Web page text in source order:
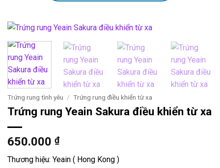
Trứng rung tình yêu / Trứng rung điều khiển từ xa
Trứng rung Yeain Sakura điều khiển từ xa
650.000 ₫
Thương hiệu: Yeain ( Hong Kong )